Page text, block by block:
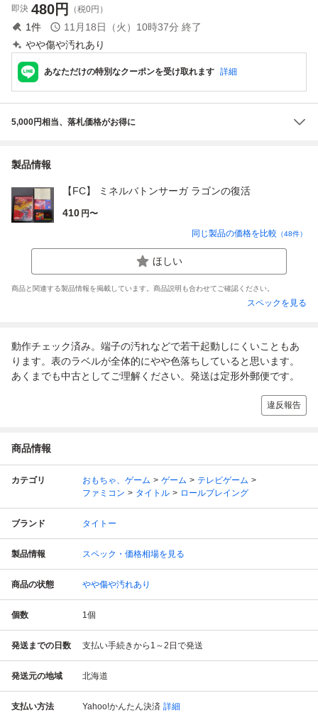
即決 480円 （税0円）
1件 11月18日（火）10時37分 終了
やや傷や汚れあり
あなただけの特別なクーポンを受け取れます 詳細
5,000円相当、落札価格がお得に
製品情報
【FC】 ミネルバトンサーガ ラゴンの復活
410 円〜
同じ製品の価格を比較 （48件）
ほしい
商品と関連する製品情報を掲載しています。商品説明も合わせてご確認ください。
スペックを見る
動作チェック済み。端子の汚れなどで若干起動しにくいこともあ
ります。表のラベルが全体的にやや色落ちしていると思います。
あくまでも中古としてご理解ください。発送は定形外郵便です。
違反報告
商品情報
カテゴリ おもちゃ、ゲーム ゲーム
テレビゲーム
ファミコン
タイトル ロールプレイング
ブランド タイトー
製品情報 スペック・価格相場を見る
商品の状態 やや傷や汚れあり
個数 1個
発送までの日数 支払い手続きから1～2日で発送
発送元の地域 北海道
支払い方法 Yahoo!かんたん決済 詳細